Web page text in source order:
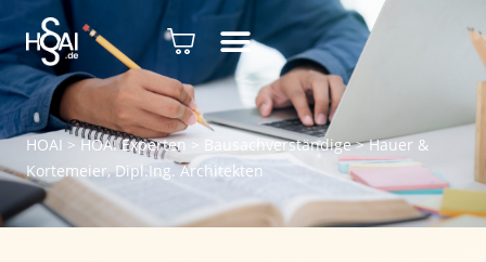
HOAI > HOAI Experten> Bausachverständige>Hauer &
Kortemeier, Dipl.Ing. Architekten